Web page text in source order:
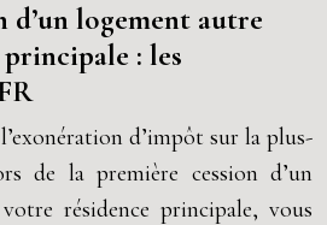
d’un logement autre
: les
d’impôt sur la plus-
de la première cession d’un
résidence principale, vous